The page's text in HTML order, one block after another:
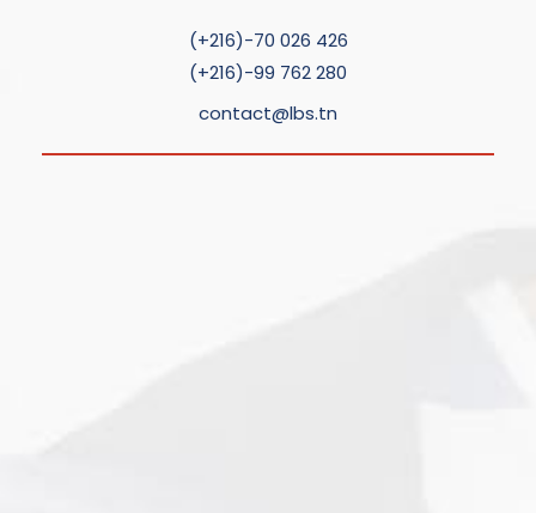
(+216)-70 026 426
(+216)-99 762 280
contact@lbs.tn